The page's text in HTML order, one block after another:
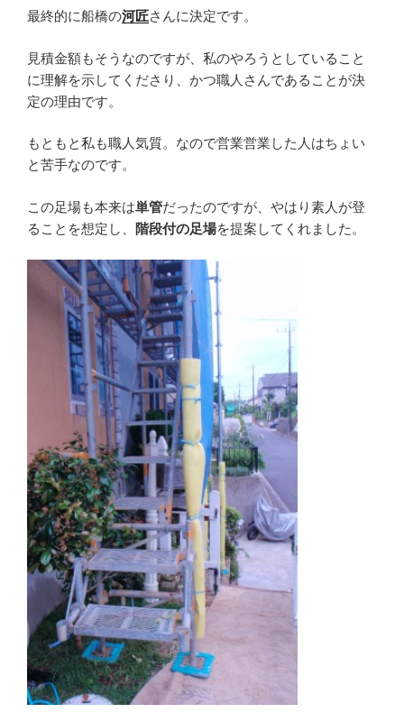
最終的に船橋の河匠さんに決定です。
見積金額もそうなのですが、私のやろうとしていること
に理解を示してくださり、かつ職人さんであることが決
定の理由です。
もともと私も職人気質。なので営業営業した人はちょい
と苦手なのです。
この足場も本来は単管だったのですが、やはり素人が登
ることを想定し、
階段付の足場を提案してくれました。